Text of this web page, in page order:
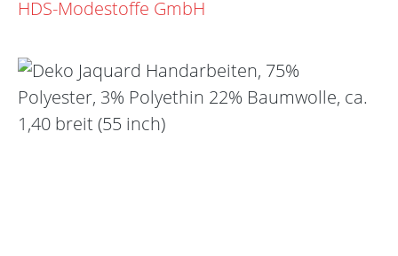
HDS-Modestoffe GmbH
Bildergalerie überspringen